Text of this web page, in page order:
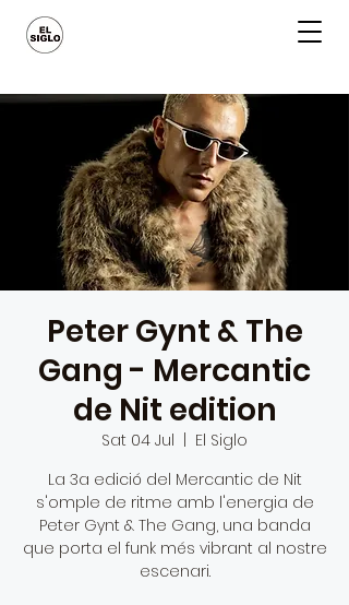
Peter Gynt & The
Gang - Mercantic
de Nit edition
Sat 04 Jul
El Siglo
La 3a edició del Mercantic de Nit
s'omple de ritme amb l'energia de
Peter Gynt & The Gang, una banda
que porta el funk més vibrant al nostre
escenari.